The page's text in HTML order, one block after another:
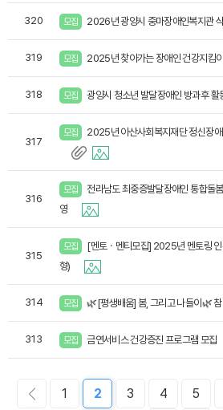
320 모집 2026년 광양시 중마장애인복지관
319 모집 2025년 찾아가는 장애인 건강지킴
318 모집 광양시 청소년 발달장애인 방과후 활
317
모집 2025년 아산사회복지재단 정신장
316
모집
전라남도 최중증발달장애인 통합돌
영
315
모집
[멘토ㆍ멘티모집] 2025년 멘토링
형)
314 모집 🌿[평생배움] 봄, 그리고 나들이🌿
313 모집 금연서비스 건강증진 프로그램 모집
1 2 3 4 5